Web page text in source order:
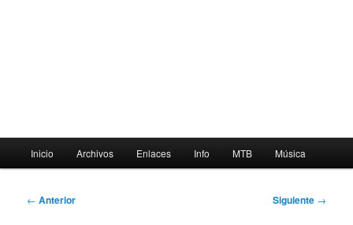
principal
Inicio Archivos Enlaces Info MTB Música
Navegación
← Anterior Siguiente →